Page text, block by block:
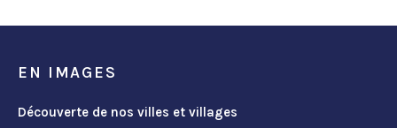
EN IMAGES
Découverte de nos villes et villages